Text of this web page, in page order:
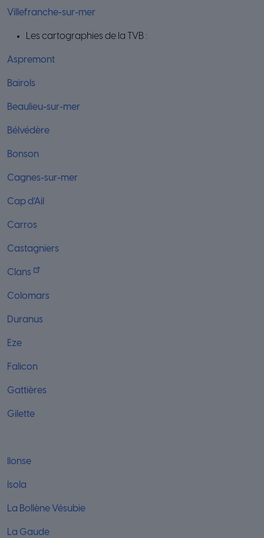
Villefranche-sur-mer
Les cartographies de la TVB :
Aspremont
Bairols
Beaulieu-sur-mer
Bélvédère
Bonson
Cagnes-sur-mer
Cap d’Ail
Carros
Castagniers
Clans
Colomars
Duranus
Eze
Falicon
Gattières
Gilette
Ilonse
Isola
La Bollène Vésubie
La Gaude